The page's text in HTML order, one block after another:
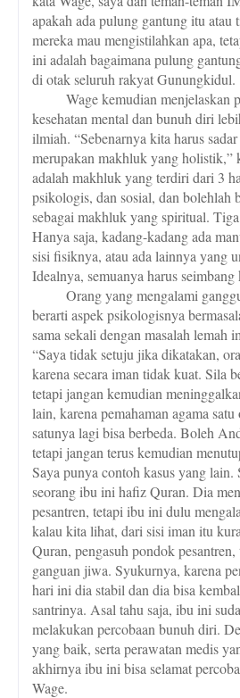
apakah ada pulung gantung itu atau
mereka mau mengistilahkan apa,
ini adalah bagaimana pulung
di otak seluruh rakyat Gunungkidul.
Wage kemudian menjelaskan
kesehatan mental dan bunuh diri
ilmiah. “Sebenarnya kita harus
merupakan makhluk yang holistik,”
adalah makhluk yang terdiri dari 3
psikologis, dan sosial, dan bolehlah
sebagai makhluk yang spiritual.
Hanya saja, kadang-kadang ada
sisi fisiknya, atau ada lainnya yang
Idealnya, semuanya harus
Orang yang mengalami
berarti aspek psikologisnya
sama sekali dengan masalah lemah
“Saya tidak setuju jika dikatakan,
karena secara iman tidak kuat. Sila
tetapi jangan kemudian
lain, karena pemahaman agama
satunya lagi bisa berbeda. Boleh
tetapi jangan terus kemudian
Saya punya contoh kasus yang lain.
seorang ibu ini hafiz Quran. Dia
pesantren, tetapi ibu ini dulu
kalau kita lihat, dari sisi iman itu
Quran, pengasuh pondok
ganguan jiwa. Syukurnya, karena
hari ini dia stabil dan dia bisa
santrinya. Asal tahu saja, ibu ini
melakukan percobaan bunuh diri.
yang baik, serta perawatan medis
akhirnya ibu ini bisa selamat
Wage.